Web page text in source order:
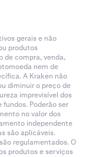
10.557,34119
em sua
gerais e não
produtos
de compra, venda,
nem de
A Kraken não
diminuir o preço de
imprevisível dos
Poderão ser
no valor dos
independente
são aplicáveis.
regulamentados. O
produtos e serviços